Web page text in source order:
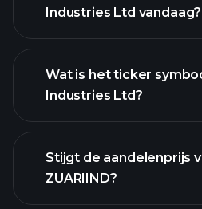
Industries Ltd vandaag?
geavanceerde grafiek
Wat is het ticker
Industries Ltd?
Stijgt de aandelenprijs
ZUARIIND?